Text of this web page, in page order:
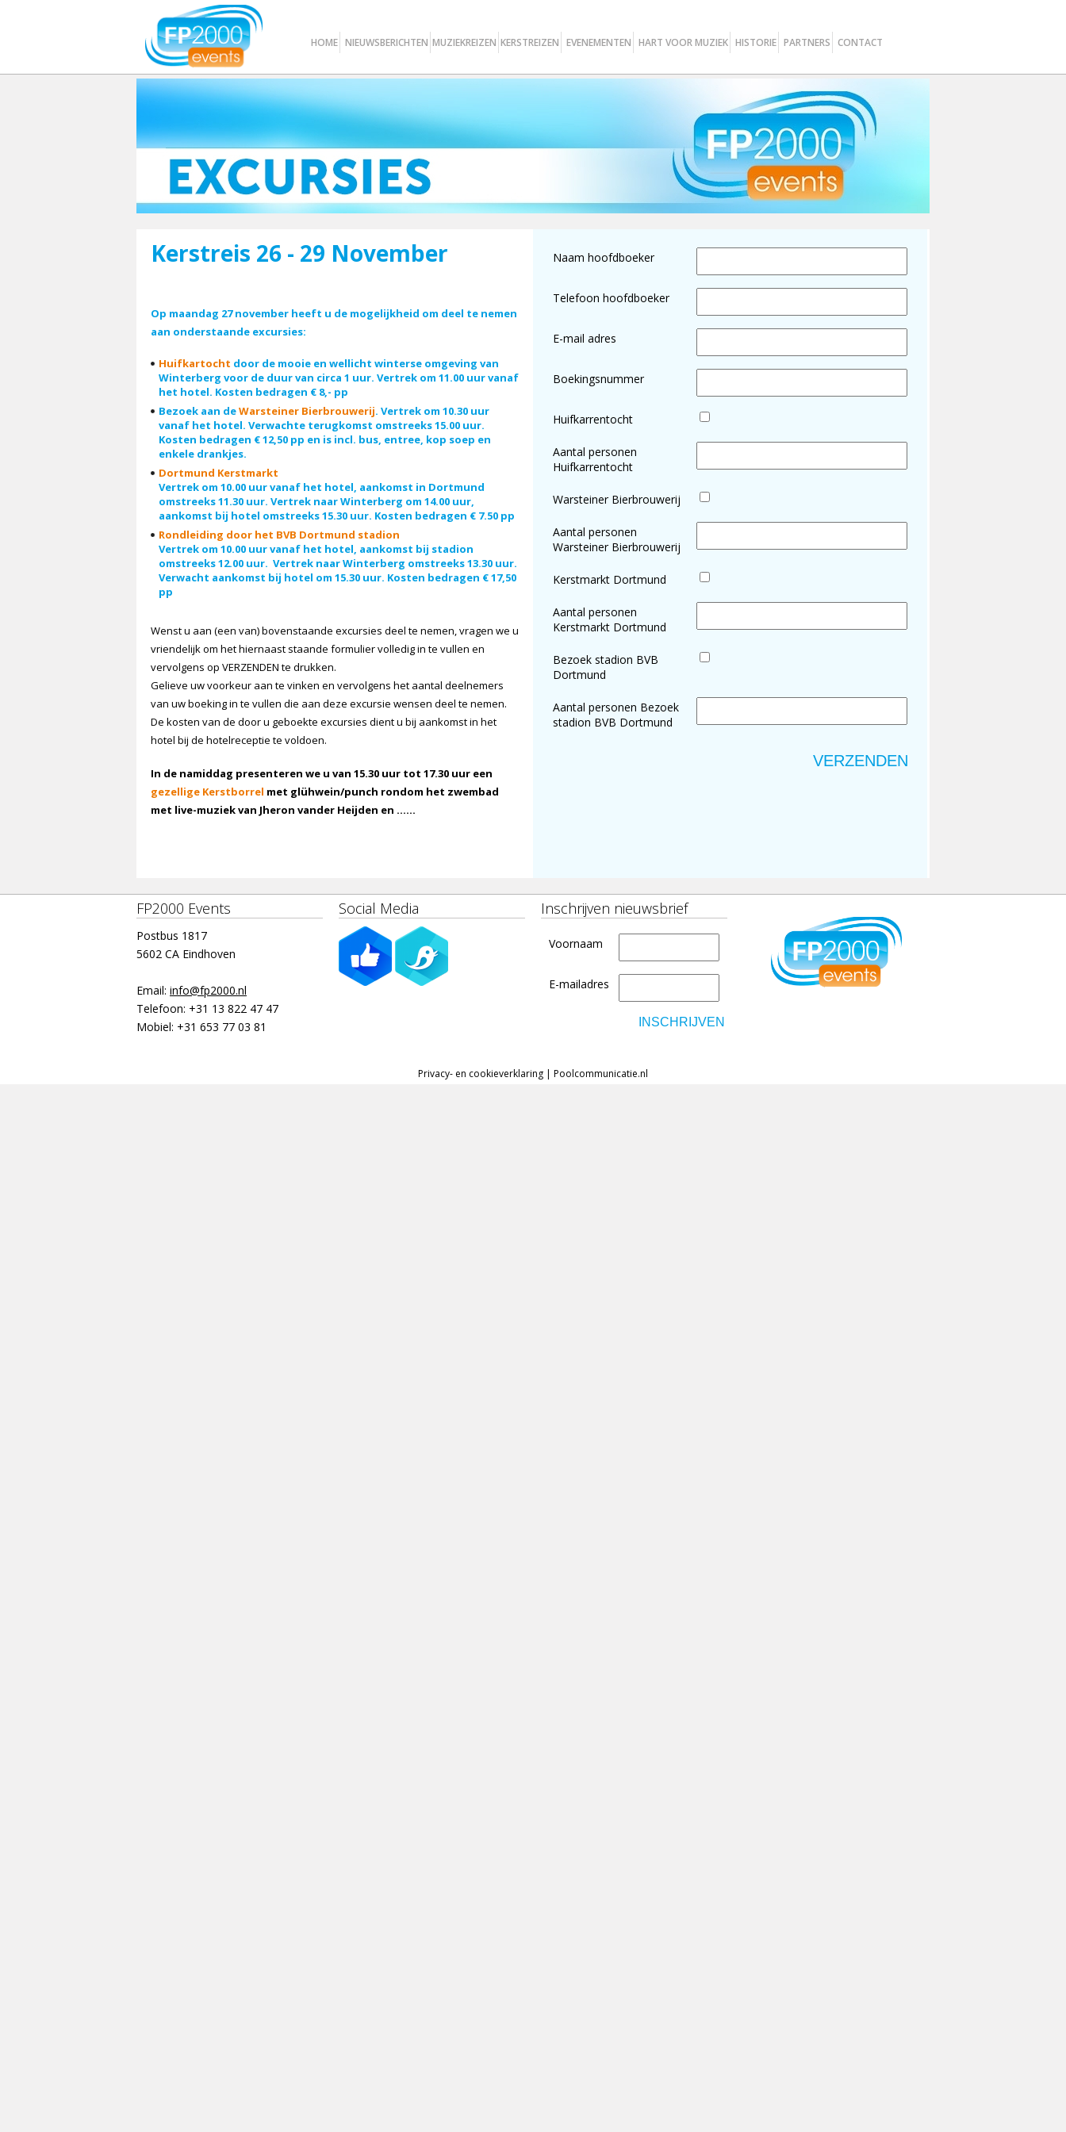
HOME NIEUWSBERICHTEN MUZIEKREIZEN KERSTREIZEN EVENEMENTEN HART VOOR MUZIEK HISTORIE PARTNERS CONTACT
Kerstreis 26 - 29 November
Op maandag 27 november heeft u de mogelijkheid om deel te nemen
aan onderstaande excursies:
Huifkartocht door de mooie en wellicht winterse omgeving van
Winterberg voor de duur van circa 1 uur. Vertrek om 11.00 uur vanaf
het hotel. Kosten bedragen € 8,- pp
Bezoek aan deWarsteiner Bierbrouwerij. Vertrek om 10.30 uur
vanaf het hotel. Verwachte terugkomst omstreeks 15.00 uur.
Kosten bedragen € 12,50 pp en is incl. bus, entree, kop soep en
enkele drankjes.
Dortmund Kerstmarkt
Vertrek om 10.00 uur vanaf het hotel, aankomst in Dortmund
omstreeks 11.30 uur. Vertrek naar Winterberg om 14.00 uur,
aankomst bij hotel omstreeks 15.30 uur. Kosten bedragen € 7.50 pp
Rondleiding door het BVB Dortmund stadion
Vertrek om 10.00 uur vanaf het hotel, aankomst bij stadion
omstreeks 12.00 uur. Vertrek naar Winterberg omstreeks 13.30 uur.
Verwacht aankomst bij hotel om 15.30 uur. Kosten bedragen € 17,50
pp
Wenst u aan (een van) bovenstaande excursies deel te nemen, vragen we u
vriendelijk om het hiernaast staande formulier volledig in te vullen en
vervolgens op VERZENDEN te drukken.
Gelieve uw voorkeur aan te vinken en vervolgens het aantal deelnemers
van uw boeking in te vullen die aan deze excursie wensen deel te nemen.
De kosten van de door u geboekte excursies dient u bij aankomst in het
hotel bij de hotelreceptie te voldoen.
In de namiddag presenteren we u van 15.30 uur tot 17.30 uur een
gezellige Kerstborrel met glühwein/punch rondom het zwembad
met live-muziek van Jheron vander Heijden en ......
Naam hoofdboeker
Telefoon hoofdboeker
E-mail adres
Boekingsnummer
Huifkarrentocht
Aantal personen
Huifkarrentocht
Warsteiner Bierbrouwerij
Aantal personen
Warsteiner Bierbrouwerij
Kerstmarkt Dortmund
Aantal personen
Kerstmarkt Dortmund
Bezoek stadion BVB
Dortmund
Aantal personen Bezoek
stadion BVB Dortmund
FP2000 Events
Postbus 1817
5602 CA Eindhoven
Email: info@fp2000.nl
Telefoon: +31 13 822 47 47
Mobiel: +31 653 77 03 81
Social Media Inschrijven nieuwsbrief
Voornaam
E-mailadres
Privacy- en cookieverklaring | Poolcommunicatie.nl